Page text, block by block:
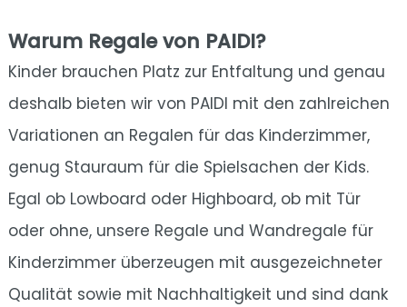
Warum Regale von PAIDI?
Kinder brauchen Platz zur Entfaltung und genau
deshalb bieten wir von PAIDI mit den zahlreichen
Variationen an Regalen für das Kinderzimmer,
genug Stauraum für die Spielsachen der Kids.
Egal ob Lowboard oder Highboard, ob mit Tür
oder ohne, unsere Regale und Wandregale für
Kinderzimmer überzeugen mit ausgezeichneter
Qualität sowie mit Nachhaltigkeit und sind dank